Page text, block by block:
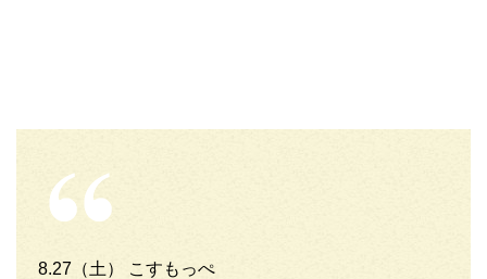
8.27（土） こすもっぺ